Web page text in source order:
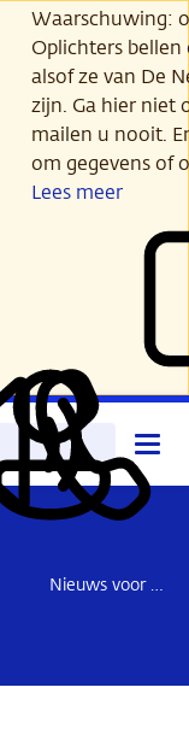
Waarschuwing:
Oplichters
alsof ze van De
zijn. Ga hier niet
mailen u nooit.
om gegevens of
Lees meer
Lees
voor
Mijn
DNB
Contact
Nieuws voor de sector